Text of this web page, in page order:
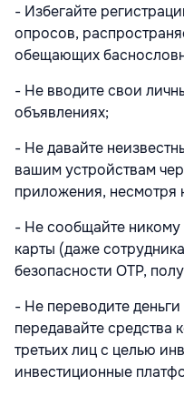
- Избегайте
опросов,
обещающих
- Не вводите свои
объявлениях;
- Не давайте
вашим устройствам
приложения, несмотря
- Не сообщайте никому
карты (даже
безопасности OTP,
- Не переводите
передавайте средства
третьих лиц с целью
инвестиционные